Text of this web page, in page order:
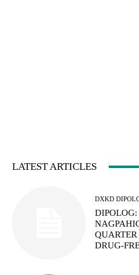
LATEST ARTICLES
DXKD
DIPOLOG:
DRUG-